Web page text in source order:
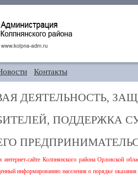
Контакты
ДЕЯТЕЛЬНОСТЬ,
ПОДДЕРЖКА
сайте Колпнянского района Орловской
информированию населения о порядке